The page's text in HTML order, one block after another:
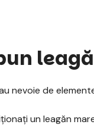
nevoie de
un leagăn